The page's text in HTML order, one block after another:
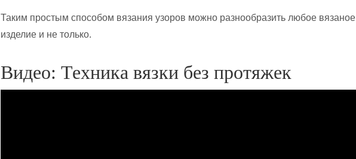
Таким простым способом вязания узоров можно разнообразить любое вязаное
изделие и не только.
Видео: Техника вязки без протяжек